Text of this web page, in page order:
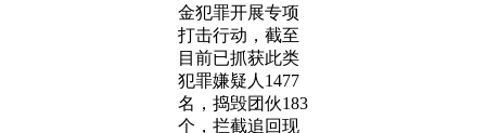
金犯罪开展专项
打击行动，截至
目前已抓获此类
犯罪嫌疑人1477
名，捣毁团伙183
个，拦截追回现